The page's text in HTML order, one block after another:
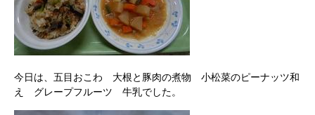
今日は、五目おこわ 大根と豚肉の煮物 小松菜のピーナッツ和
え グレープフルーツ 牛乳でした。